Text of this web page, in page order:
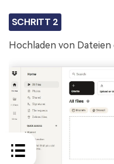
SCHRITT 2
Hochladen von